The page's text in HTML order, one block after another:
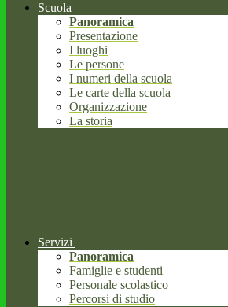
Scuola
Panoramica
Presentazione
I luoghi
Le persone
I numeri della scuola
Le carte della scuola
Organizzazione
La storia
Servizi
Panoramica
Famiglie e studenti
Personale scolastico
Percorsi di studio